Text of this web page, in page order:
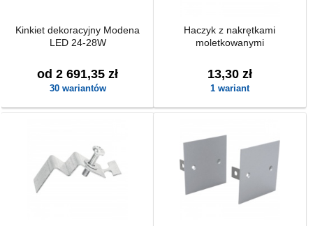
Kinkiet dekoracyjny Modena
LED 24-28W
od 2 691,35 zł
30 wariantów
Haczyk z nakrętkami
moletkowanymi
13,30 zł
1 wariant